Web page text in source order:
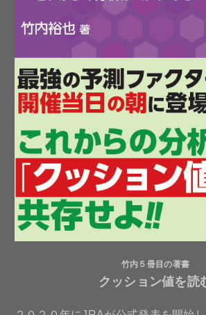
竹内５冊目の著書
クッション値を読